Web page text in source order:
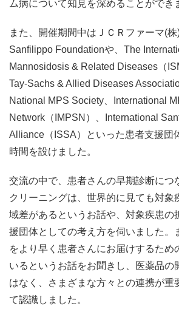
ム病について知見を深めることができ
また、開催期間中はＪＣＲファーマ(
Sanfilippo Foundationや、The
Mannosidosis & Related Diseases（
Tay-Sachs & Allied Diseases
National MPS Society、International
Network（IMPSN）、International
Alliance（ISSA）といった患者支援団
時間を設けました。
交流の中で、患者さんの早期診断につ
クリーニングは、世界的に見ても対象
域差があるというお話や、対象疾患の
援団体としての考え方を伺いました。
をより早く患者さんにお届けするため
いるというお話をお聞きし、医薬品の
はなく、さまざまな方々との連携が重
て認識しました。